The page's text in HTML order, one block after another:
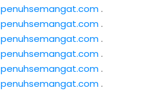
penuhsemangat.com.
penuhsemangat.com.
penuhsemangat.com.
penuhsemangat.com.
penuhsemangat.com.
penuhsemangat.com.